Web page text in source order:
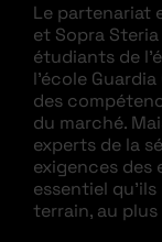
Le partenariat
et Sopra
étudiants de
l’école
des
du marché.
experts de la
exigences
essentiel
terrain, au